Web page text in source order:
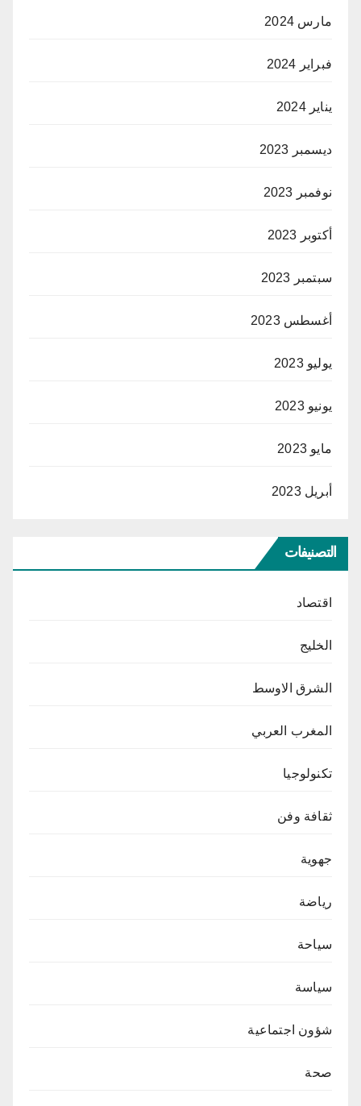
مارس 2024
فبراير 2024
يناير 2024
ديسمبر 2023
نوفمبر 2023
أكتوبر 2023
سبتمبر 2023
أغسطس 2023
يوليو 2023
يونيو 2023
مايو 2023
أبريل 2023
التصنيفات
اقتصاد
الخليج
الشرق الاوسط
المغرب العربي
تكنولوجيا
ثقافة وفن
جهوية
رياضة
سياحة
سياسة
شؤون اجتماعية
صحة